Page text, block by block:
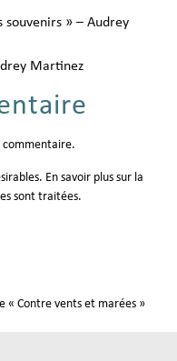
souvenirs » – Audrey
Martinez
commentaire.
En savoir plus sur la
sont traitées.
« Contre vents et marées »